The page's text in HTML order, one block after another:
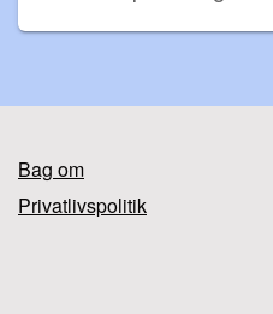
Bag om
Privatlivspolitik